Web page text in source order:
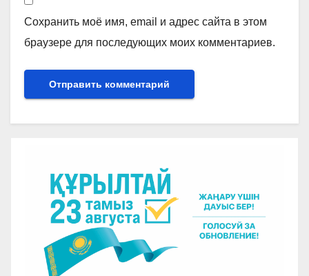
Сохранить моё имя, email и адрес сайта в этом
браузере для последующих моих комментариев.